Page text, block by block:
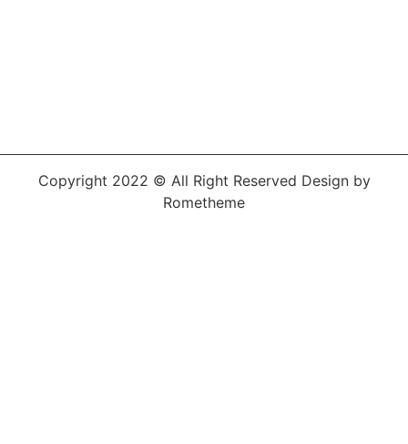
Copyright 2022 © All Right Reserved Design by
Rometheme